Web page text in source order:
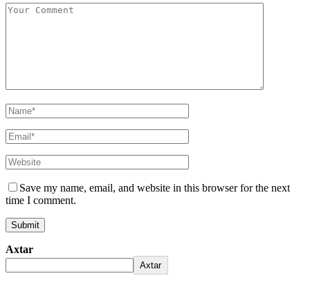
Save my name, email, and website in this browser for the next
time I comment.
Axtar
Axtar